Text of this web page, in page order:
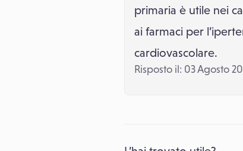
primaria è utile nei
ai farmaci per
cardiovascolare.
Risposto il: 03 Agosto